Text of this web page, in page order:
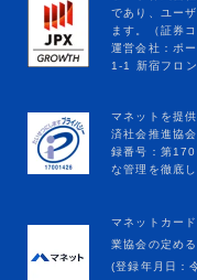
マネットカー
業協会の定め
(登録年月日：